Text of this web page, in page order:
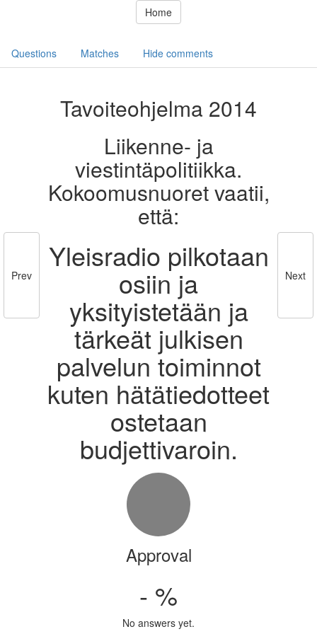
Home
Questions Matches Hide comments
Prev
Tavoiteohjelma 2014
Liikenne- ja
viestintäpolitiikka.
Kokoomusnuoret vaatii,
että:
Yleisradio pilkotaan
osiin ja
yksityistetään ja
tärkeät julkisen
palvelun toiminnot
kuten hätätiedotteet
ostetaan
budjettivaroin.
Next
Approval
- %
No answers yet.